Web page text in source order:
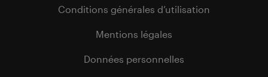
Conditions générales d’utilisation
Mentions légales
Données personnelles